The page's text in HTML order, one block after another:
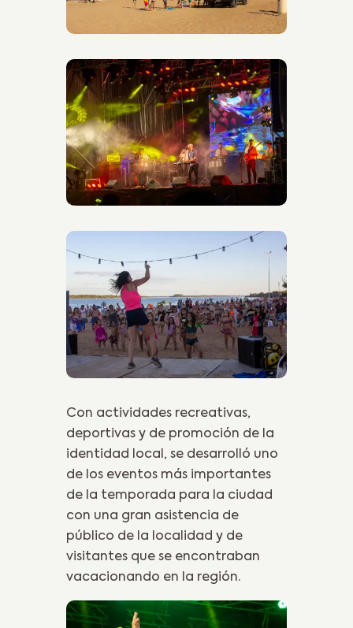
Con actividades recreativas,
deportivas y de promoción de la
identidad local, se desarrolló uno
de los eventos más importantes
de la temporada para la ciudad
con una gran asistencia de
público de la localidad y de
visitantes que se encontraban
vacacionando en la región.